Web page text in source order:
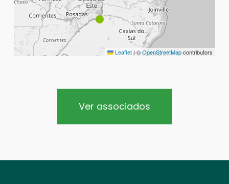
Leaflet|©OpenStreetMapcontributors
Ver associados